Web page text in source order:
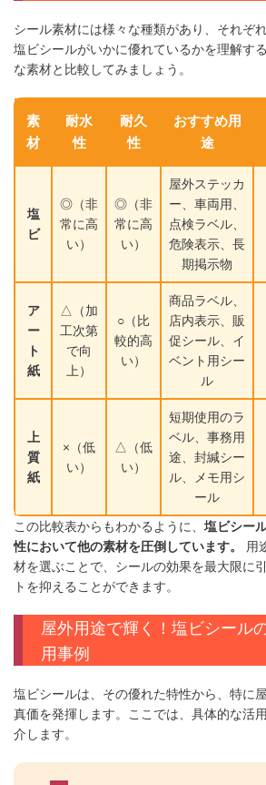
シール素材には様々な種類があり、それぞ
塩ビシールがいかに優れているかを理解す
な素材と比較してみましょう。
素
材
耐水
性
耐久
性
おすすめ用
途
塩
ビ
◎（非
常に高
い）
◎（非
常に高
い）
屋外ステッカ
ー、車両用、
点検ラベル、
危険表示、長
期掲示物
ア
ー
ト
紙
△（加
工次第
で向
上）
○（比
較的高
い）
商品ラベル、
店内表示、販
促シール、イ
ベント用シー
ル
上
質
紙
×（低
い）
△（低
い）
短期使用のラ
ベル、事務用
途、封緘シー
ル、メモ用シ
ール
この比較表からもわかるように、 塩ビシー
性において他の素材を圧倒しています。
用
材を選ぶことで、シールの効果を最大限に
トを抑えることができます。
屋外用途で輝く！塩ビシール
用事例
塩ビシールは、その優れた特性から、特に
真価を発揮します。ここでは、具体的な活
介します。